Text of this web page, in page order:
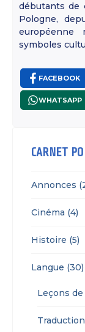
débutants de
Pologne,
européenne
symboles
FACEBOOK
WHATSAPP
CARNET
Annonces
Cinéma (4)
Histoire (5)
Langue (30)
Leçons